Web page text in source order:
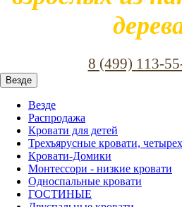
8 (499) 113-
Везде
Везде
Распродажа
Кровати для детей
Трехъярусные кровати,
Кровати-Домики
Монтессори - низкие кровати
Односпальные кровати
ГОСТИНЫЕ